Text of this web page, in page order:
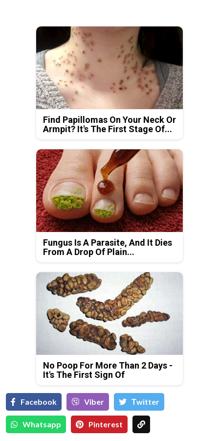
Find Papillomas On Your Neck Or
Armpit? It's The First Stage Of...
Fungus Is A Parasite, And It Dies
From A Drop Of Plain...
No Poop For More Than 2 Days -
It's The First Sign Of
Facebook Viber Тwitter
Whatsapp Pinterest